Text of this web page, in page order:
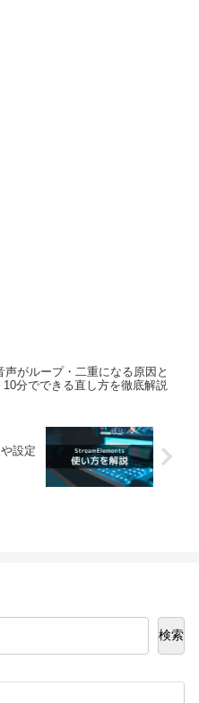
声がループ・二重になる原因と
10分でできる直し方を徹底解説
設定
検索